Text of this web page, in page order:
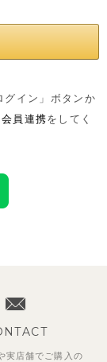
グイン」ボタンか
員連携をしてく
実店舗でご購入の